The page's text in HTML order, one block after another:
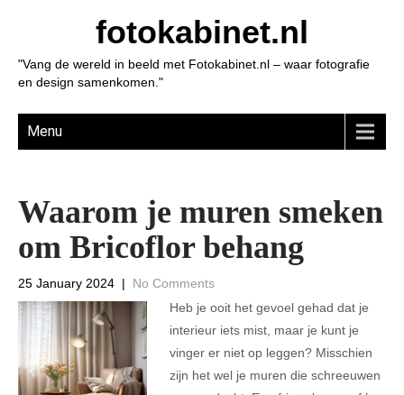
fotokabinet.nl
"Vang de wereld in beeld met Fotokabinet.nl – waar fotografie
en design samenkomen."
Menu
Waarom je muren smeken
om Bricoflor behang
25 January 2024 | No Comments
Heb je ooit het gevoel gehad dat je
interieur iets mist, maar je kunt je
vinger er niet op leggen? Misschien
zijn het wel je muren die schreeuwen